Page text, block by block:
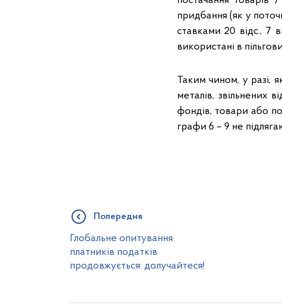
придбання (як у
ставками 20 відс., 7
використані в
Таким чином, у разі,
металів, звільнених
фондів, товари або
графи 6 – 9 не
Попередня
Глобальне опитування
платників податків
продовжується: долучайтеся!